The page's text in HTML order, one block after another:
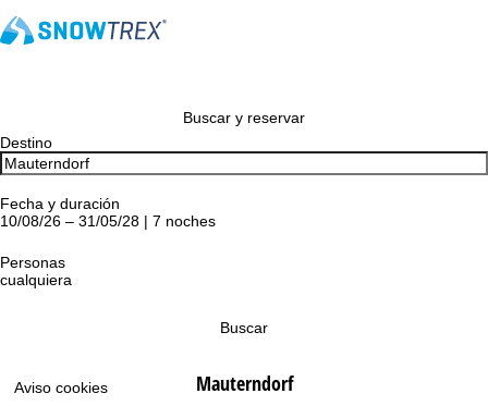
Aviso cookies
Buscar y reservar
Destino
Fecha y duración
10/08/26 – 31/05/28 | 7 noches
Personas
cualquiera
Buscar
Mauterndorf